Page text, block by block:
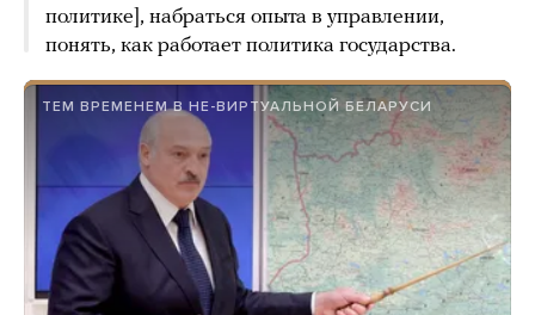
политике], набраться опыта в управлении,
понять, как работает политика государства.
ТЕМ ВРЕМЕНЕМ В НЕ-ВИРТУАЛЬНОЙ БЕЛАРУСИ